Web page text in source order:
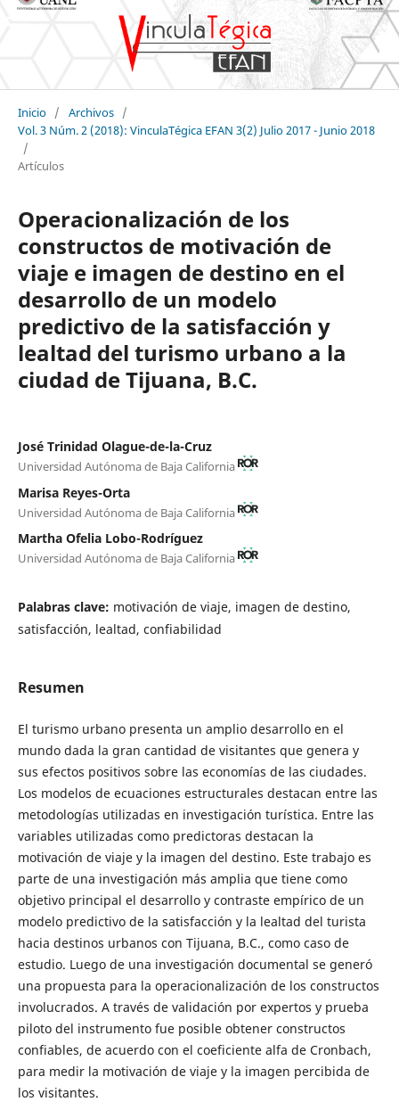
Inicio / Archivos /
Vol. 3 Núm. 2 (2018): VinculaTégica EFAN 3(2) Julio 2017 - Junio 2018
/
Artículos
Operacionalización de los
constructos de motivación de
viaje e imagen de destino en el
desarrollo de un modelo
predictivo de la satisfacción y
lealtad del turismo urbano a la
ciudad de Tijuana, B.C.
José Trinidad Olague-de-la-Cruz
Universidad Autónoma de Baja California
Marisa Reyes-Orta
Universidad Autónoma de Baja California
Martha Ofelia Lobo-Rodríguez
Universidad Autónoma de Baja California
Palabras clave: motivación de viaje, imagen de destino,
satisfacción, lealtad, confiabilidad
Resumen
El turismo urbano presenta un amplio desarrollo en el
mundo dada la gran cantidad de visitantes que genera y
sus efectos positivos sobre las economías de las ciudades.
Los modelos de ecuaciones estructurales destacan entre las
metodologías utilizadas en investigación turística. Entre las
variables utilizadas como predictoras destacan la
motivación de viaje y la imagen del destino. Este trabajo es
parte de una investigación más amplia que tiene como
objetivo principal el desarrollo y contraste empírico de un
modelo predictivo de la satisfacción y la lealtad del turista
hacia destinos urbanos con Tijuana, B.C., como caso de
estudio. Luego de una investigación documental se generó
una propuesta para la operacionalización de los constructos
involucrados. A través de validación por expertos y prueba
piloto del instrumento fue posible obtener constructos
confiables, de acuerdo con el coeficiente alfa de Cronbach,
para medir la motivación de viaje y la imagen percibida de
los visitantes.